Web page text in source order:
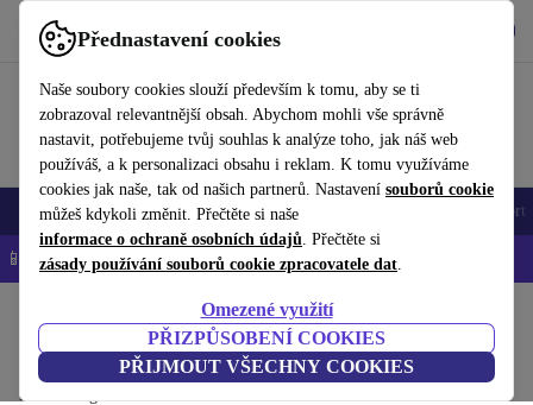
Přednastavení cookies
Naše soubory cookies slouží především k tomu, aby se ti
zobrazoval relevantnější obsah. Abychom mohli vše správně
nastavit, potřebujeme tvůj souhlas k analýze toho, jak náš web
používáš, a k personalizaci obsahu i reklam. K tomu využíváme
cookies jak naše, tak od našich partnerů. Nastavení souborů cookie
můžeš kdykoli změnit. Přečtěte si naše
informace o ochraně osobních údajů. Přečtěte si
zásady používání souborů cookie zpracovatele dat.
Omezené využití
PŘIZPŮSOBENÍ COOKIES
PŘIJMOUT VŠECHNY COOKIES
Používejte refurbed rychle a snadno
Elektronika E-Bikes Yoga Jízdní kola Wintersport
📱 -5 % NAVÍC na všechny iPhony – kód: IPHONEDEAL-
Jízdní kola a skútry
Jízdní kola:
Hochwertiges aus dem Bereich Jízdní kola für dich – mit mindestens 12